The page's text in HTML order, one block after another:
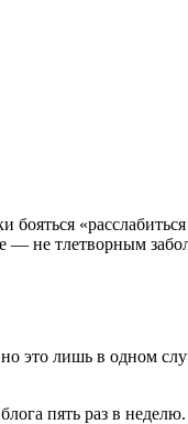
— не тлетворным
это лишь в одном
пять раз в неделю.